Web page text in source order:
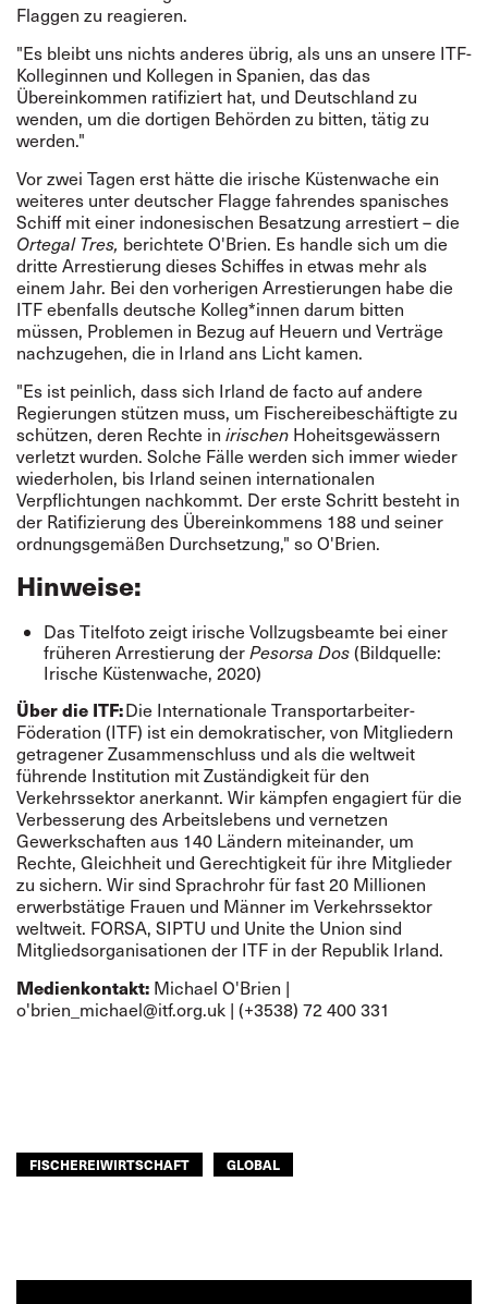
Flaggen zu reagieren.
"Es bleibt uns nichts anderes übrig, als uns an unsere ITF-
Kolleginnen und Kollegen in Spanien, das das
Übereinkommen ratifiziert hat, und Deutschland zu
wenden, um die dortigen Behörden zu bitten, tätig zu
werden."
Vor zwei Tagen erst hätte die irische Küstenwache ein
weiteres unter deutscher Flagge fahrendes spanisches
Schiff mit einer indonesischen Besatzung arrestiert – die
Ortegal Tres, berichtete O'Brien. Es handle sich um die
dritte Arrestierung dieses Schiffes in etwas mehr als
einem Jahr. Bei den vorherigen Arrestierungen habe die
ITF ebenfalls deutsche Kolleg*innen darum bitten
müssen, Problemen in Bezug auf Heuern und Verträge
nachzugehen, die in Irland ans Licht kamen.
"Es ist peinlich, dass sich Irland de facto auf andere
Regierungen stützen muss, um Fischereibeschäftigte zu
schützen, deren Rechte in irischen Hoheitsgewässern
verletzt wurden. Solche Fälle werden sich immer wieder
wiederholen, bis Irland seinen internationalen
Verpflichtungen nachkommt. Der erste Schritt besteht in
der Ratifizierung des Übereinkommens 188 und seiner
ordnungsgemäßen Durchsetzung," so O'Brien.
Hinweise:
Das Titelfoto zeigt irische Vollzugsbeamte bei einer
früheren Arrestierung derPesorsa Dos(Bildquelle:
Irische Küstenwache, 2020)
Über die ITF:Die Internationale Transportarbeiter-
Föderation (ITF) ist ein demokratischer, von Mitgliedern
getragener Zusammenschluss und als die weltweit
führende Institution mit Zuständigkeit für den
Verkehrssektor anerkannt. Wir kämpfen engagiert für die
Verbesserung des Arbeitslebens und vernetzen
Gewerkschaften aus 140 Ländern miteinander, um
Rechte, Gleichheit und Gerechtigkeit für ihre Mitglieder
zu sichern. Wir sind Sprachrohr für fast 20 Millionen
erwerbstätige Frauen und Männer im Verkehrssektor
weltweit. FORSA, SIPTU und Unite the Union sind
Mitgliedsorganisationen der ITF in der Republik Irland.
Medienkontakt: Michael O'Brien |
o'brien_michael@itf.org.uk | (+3538) 72 400 331
FISCHEREIWIRTSCHAFT GLOBAL